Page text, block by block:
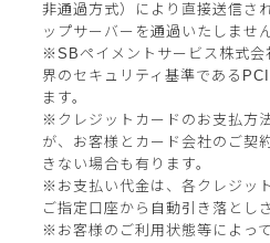
非通過方式）により直接送信さ
ップサーバーを通過いたしません
※SBペイメントサービス株式会
界のセキュリティ基準である
ます。
※クレジットカードのお支払方
が、お客様とカード会社のご契
きない場合も有ります。
※お支払い代金は、各クレジッ
ご指定口座から自動引き落とし
※お客様のご利用状態等によっ